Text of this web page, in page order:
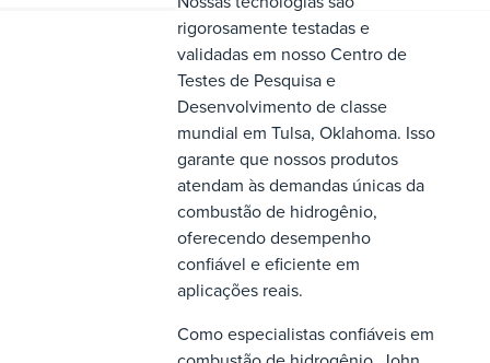
rigorosamente testadas e
validadas em nosso Centro de
Testes de Pesquisa e
Desenvolvimento de classe
mundial em Tulsa, Oklahoma. Isso
garante que nossos produtos
atendam às demandas únicas da
combustão de hidrogênio,
oferecendo desempenho
confiável e eficiente em
aplicações reais.
Como especialistas confiáveis em